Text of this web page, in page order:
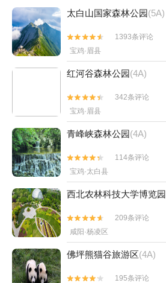
太白山国家森林公园(5A)


1393条评论
宝鸡·眉县
红河谷森林公园(4A)


342条评论
宝鸡·眉县
青峰峡森林公园(4A)


114条评论
宝鸡·太白县
西北农林科技大学博览园


209条评论
咸阳·杨凌区
佛坪熊猫谷旅游区(4A)

 195条评论